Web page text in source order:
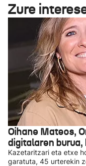
Zure
Oihane Mateos,
digitalaren burua,
Kazetaritzari eta etxe
garatuta, 45 urterekin